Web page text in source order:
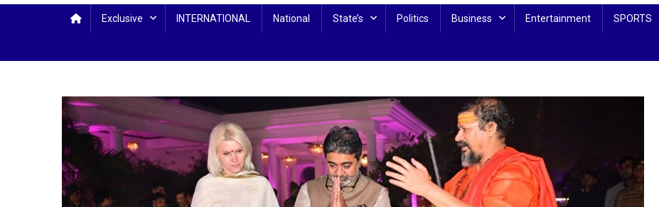
Exclusive INTERNATIONAL National State’s Politics Business Entertainment SPORTS